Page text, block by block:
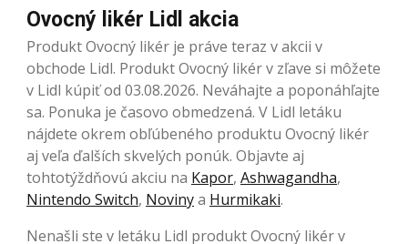
Ovocný likér Lidl akcia
Produkt Ovocný likér je práve teraz v akcii v
obchode Lidl. Produkt Ovocný likér v zľave si môžete
v Lidl kúpiť od 03.08.2026. Neváhajte a poponáhľajte
sa. Ponuka je časovo obmedzená. V Lidl letáku
nájdete okrem obľúbeného produktu Ovocný likér
aj veľa ďalších skvelých ponúk. Objavte aj
tohtotýždňovú akciu na Kapor, Ashwagandha,
Nintendo Switch, Novinya Hurmikaki.
Nenašli ste v letáku Lidl produkt Ovocný likér v